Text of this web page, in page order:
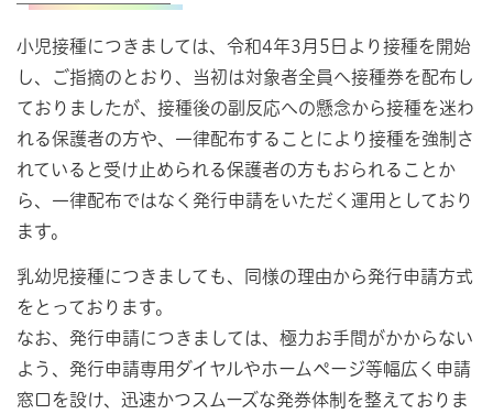
小児接種につきましては、令和4年3月5日より接種を開始
し、ご指摘のとおり、当初は対象者全員へ接種券を配布し
ておりましたが、接種後の副反応への懸念から接種を迷わ
れる保護者の方や、一律配布することにより接種を強制さ
れていると受け止められる保護者の方もおられることか
ら、一律配布ではなく発行申請をいただく運用としており
ます。
乳幼児接種につきましても、同様の理由から発行申請方式
をとっております。
なお、発行申請につきましては、極力お手間がかからない
よう、発行申請専用ダイヤルやホームページ等幅広く申請
窓口を設け、迅速かつスムーズな発券体制を整えておりま